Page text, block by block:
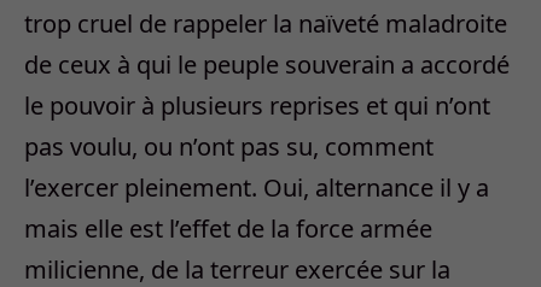
trop cruel de rappeler la naïveté maladroite
de ceux à qui le peuple souverain a accordé
le pouvoir à plusieurs reprises et qui n’ont
pas voulu, ou n’ont pas su, comment
l’exercer pleinement. Oui, alternance il y a
mais elle est l’effet de la force armée
milicienne, de la terreur exercée sur la